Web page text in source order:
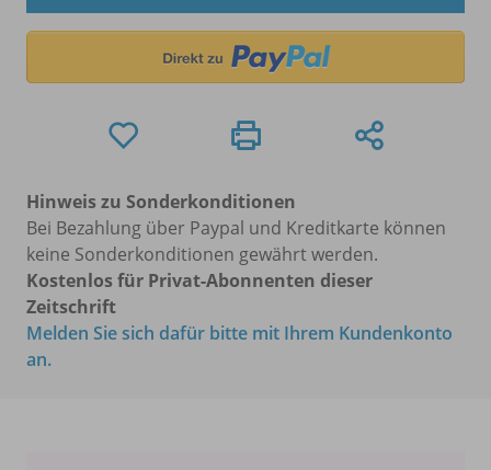
Hinweis zu Sonderkonditionen
Bei Bezahlung über Paypal und Kreditkarte können
keine Sonderkonditionen gewährt werden.
Kostenlos für Privat-Abonnenten dieser
Zeitschrift
Melden Sie sich dafür bitte mit Ihrem Kundenkonto
an.